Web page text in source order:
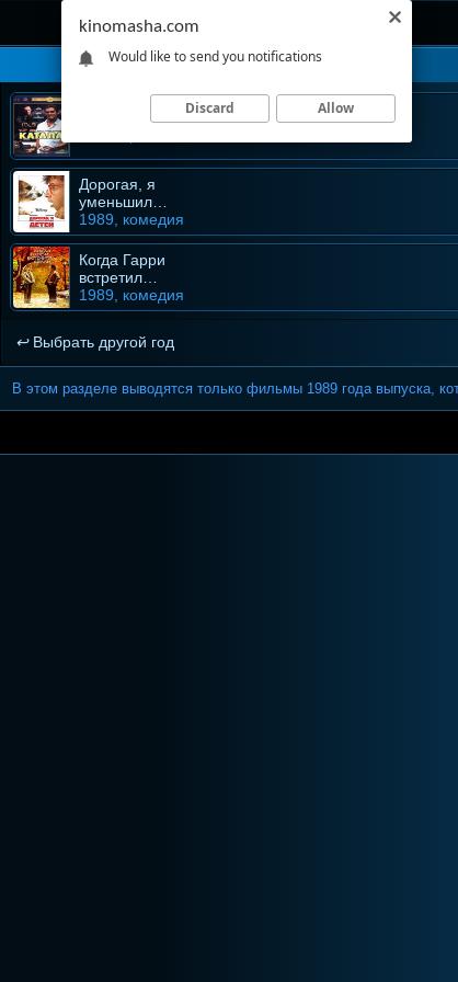
Дорогая, я
уменьшил
детей
1989, комедия
Когда Гарри
встретил
Салли
1989, комедия
Выбрать другой год
В этом разделе выводятся только фильмы 1989 года выпуска,
kinomasha.com
Would like to send you notifications
Discard Allow